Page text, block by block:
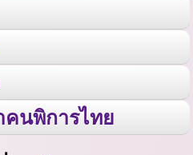
นพิการไทย